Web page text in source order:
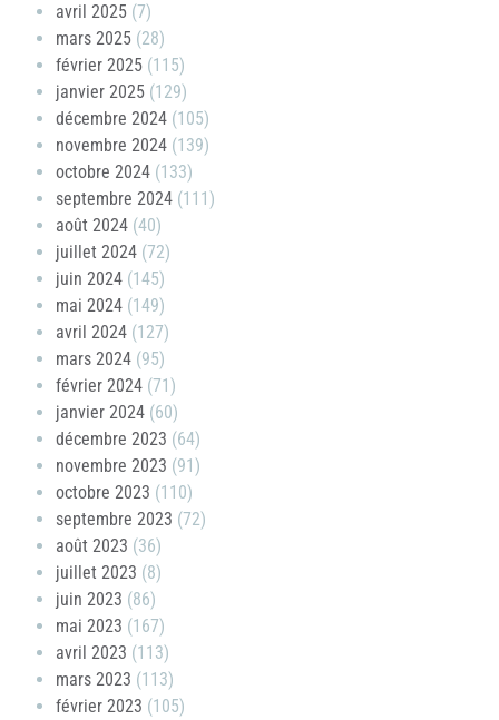
avril 2025 (7)
mars 2025 (28)
février 2025 (115)
janvier 2025 (129)
décembre 2024 (105)
novembre 2024 (139)
octobre 2024 (133)
septembre 2024 (111)
août 2024 (40)
juillet 2024 (72)
juin 2024 (145)
mai 2024 (149)
avril 2024 (127)
mars 2024 (95)
février 2024 (71)
janvier 2024 (60)
décembre 2023 (64)
novembre 2023 (91)
octobre 2023 (110)
septembre 2023 (72)
août 2023 (36)
juillet 2023 (8)
juin 2023 (86)
mai 2023 (167)
avril 2023 (113)
mars 2023 (113)
février 2023 (105)